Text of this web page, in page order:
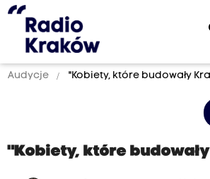
Audycje "Kobiety, które budowały
"Kobiety, które